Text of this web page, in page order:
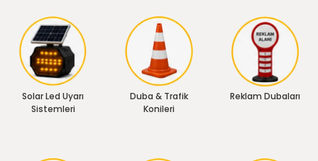
Solar Led Uyarı
Sistemleri
Duba & Trafik
Konileri
Reklam Dubaları